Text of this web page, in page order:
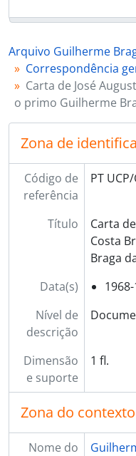
Arquivo Guilherme
Correspondência
Carta de José
o primo Guilherme
Zona de
Código de
referência
PT
Título
Carta
Costa
Braga
Data(s)
Nível de
descrição
Dimensão
e suporte
1 fl.
Zona do contexto
Nome do